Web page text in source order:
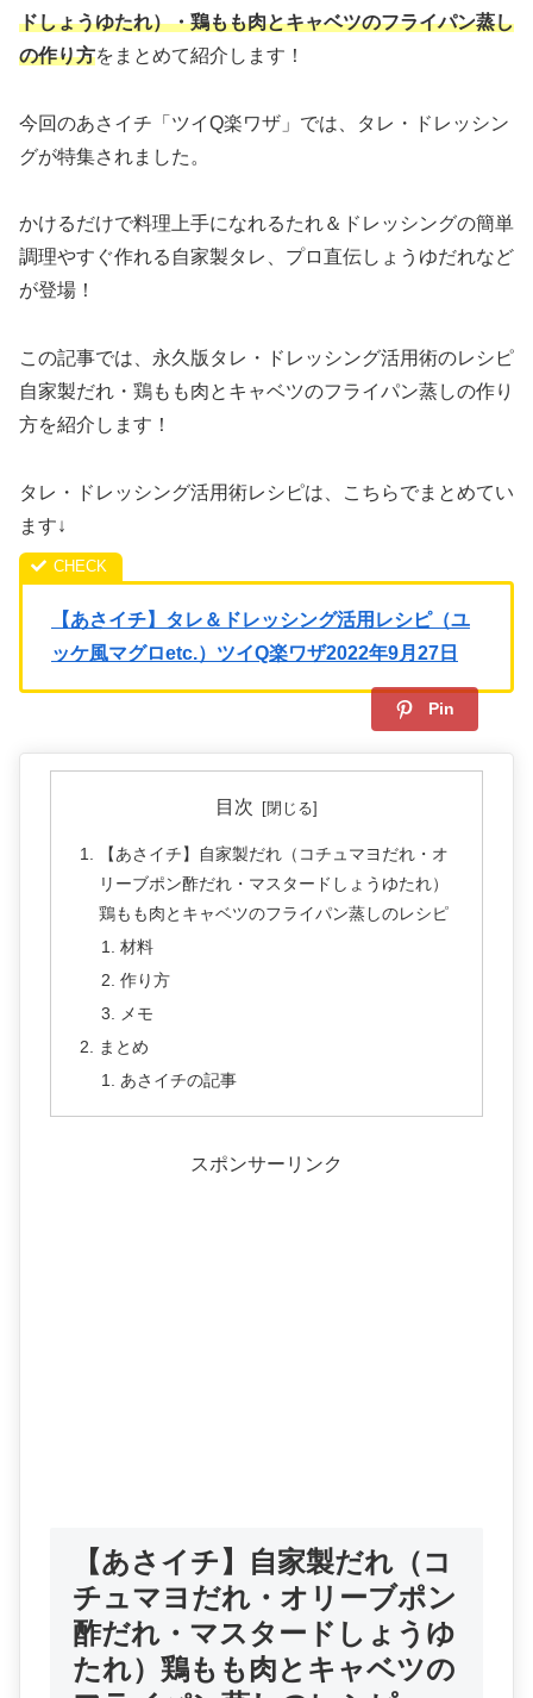
ドしょうゆたれ）・鶏もも肉とキャベツのフライパン蒸し
の作り方をまとめて紹介します！
今回のあさイチ「ツイQ楽ワザ」では、タレ・ドレッシン
グが特集されました。
かけるだけで料理上手になれるたれ＆ドレッシングの簡単
調理やすぐ作れる自家製タレ、プロ直伝しょうゆだれなど
が登場！
この記事では、永久版タレ・ドレッシング活用術のレシピ
自家製だれ・鶏もも肉とキャベツのフライパン蒸しの作り
方を紹介します！
タレ・ドレッシング活用術レシピは、こちらでまとめてい
ます↓
【あさイチ】タレ＆ドレッシング活用レシピ（ユ
ッケ風マグロetc.）ツイQ楽ワザ2022年9月27日
Pin
目次
【あさイチ】自家製だれ（コチュマヨだれ・オ
リーブポン酢だれ・マスタードしょうゆたれ）
鶏もも肉とキャベツのフライパン蒸しのレシピ
材料
作り方
メモ
まとめ
あさイチの記事
スポンサーリンク
【あさイチ】自家製だれ（コ
チュマヨだれ・オリーブポン
酢だれ・マスタードしょうゆ
たれ）鶏もも肉とキャベツの